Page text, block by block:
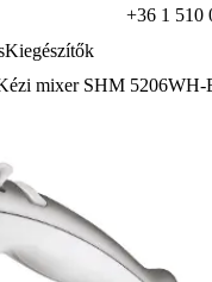
+36 1 510
Kiegészítők
mixer SHM 5206WH-